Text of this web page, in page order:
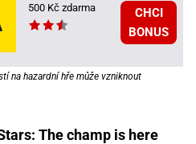
500 Kč zdarma
CHCI
BONUS
na hazardní hře může vzniknout
The champ is here